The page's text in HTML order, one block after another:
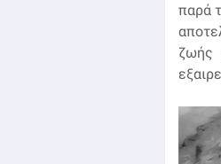
παρά
ζωής